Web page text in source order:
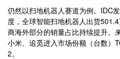
仍然以扫地机器人赛道为例。IDC
度，全球智能扫地机器人出货
商海外部分的销量占比持续提升。
小米、追觅进入市场份额（台数）
2。